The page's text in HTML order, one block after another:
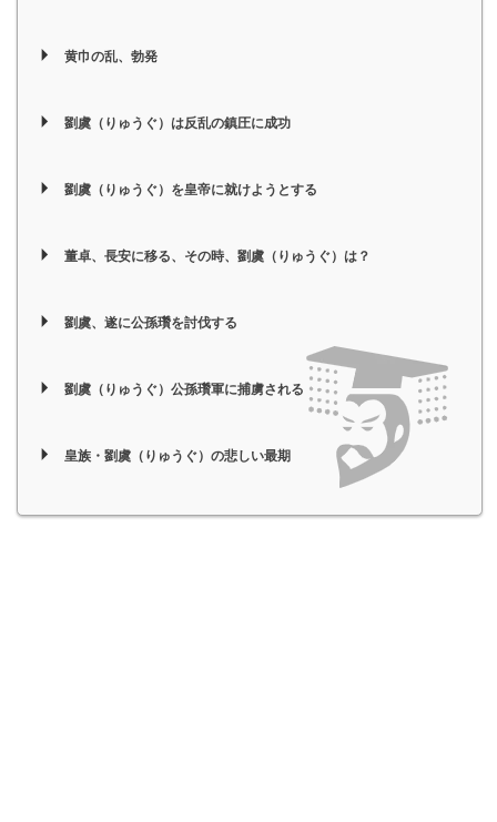
黄巾の乱、勃発
劉虞（りゅうぐ）は反乱の鎮圧に成功
劉虞（りゅうぐ）を皇帝に就けようとする
董卓、長安に移る、その時、劉虞（りゅうぐ）は？
劉虞、遂に公孫瓚を討伐する
劉虞（りゅうぐ）公孫瓚軍に捕虜される
皇族・劉虞（りゅうぐ）の悲しい最期